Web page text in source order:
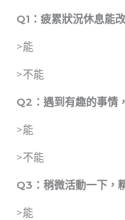
Q1：疲累狀況休息能
>能
>不能
Q2：遇到有趣的事情
>能
>不能
Q3：稍微活動一下，
>能